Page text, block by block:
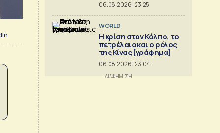
06.08.2026 | 23:25
WORLD
Η κρίση στoν Κόλπο, το
πετρέλαιο και ο ρόλος
της Κίνας [γράφημα]
06.08.2026 | 23:04